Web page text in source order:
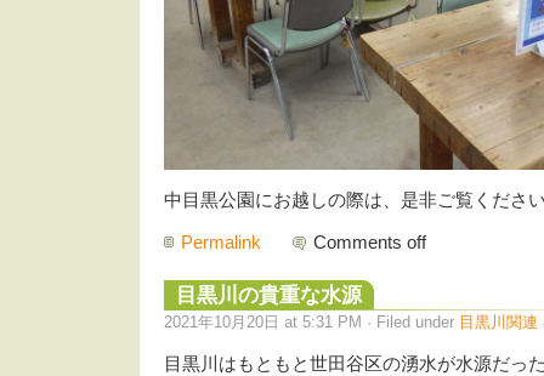
中目黒公園にお越しの際は、是非ご覧くださ
Permalink Comments off
目黒川の貴重な水源
2021年10月20日 at 5:31 PM · Filed under 目黒川関連
目黒川はもともと世田谷区の湧水が水源だっ